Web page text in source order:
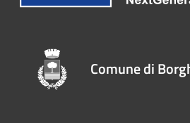
Comune di